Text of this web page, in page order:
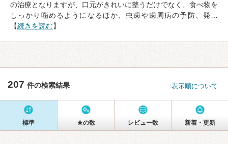
の治療となりますが、口元がきれいに整うだけでなく、食べ物を
しっかり噛めるようになるほか、虫歯や歯周病の予防、発…
【続きを読む】
207 件の検索結果 表示順について
標準 ★の数 レビュー数 新着・更新